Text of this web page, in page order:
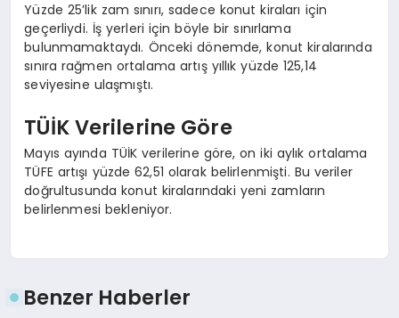
Yüzde 25’lik zam sınırı, sadece konut kiraları için
geçerliydi. İş yerleri için böyle bir sınırlama
bulunmamaktaydı. Önceki dönemde, konut kiralarında
sınıra rağmen ortalama artış yıllık yüzde 125,14
seviyesine ulaşmıştı.
TÜİK Verilerine Göre
Mayıs ayında TÜİK verilerine göre, on iki aylık ortalama
TÜFE artışı yüzde 62,51 olarak belirlenmişti. Bu veriler
doğrultusunda konut kiralarındaki yeni zamların
belirlenmesi bekleniyor.
Benzer Haberler